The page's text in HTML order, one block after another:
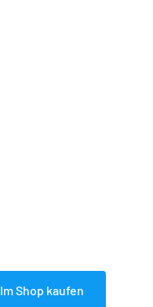
Im Shop kaufen